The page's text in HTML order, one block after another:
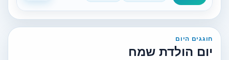
חוגגים היום
יום הולדת שמח